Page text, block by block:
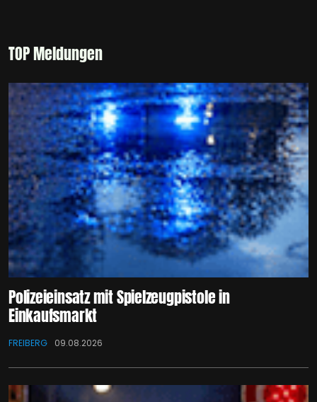
TOP Meldungen
Polizeieinsatz mit Spielzeugpistole in
Einkaufsmarkt
FREIBERG 09.08.2026